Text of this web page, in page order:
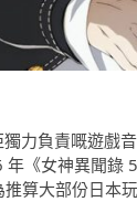
力負責嘅遊戲
《女神異聞錄
算大部份日本